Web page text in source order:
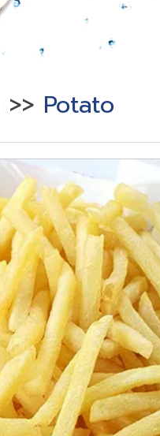
>> Potato